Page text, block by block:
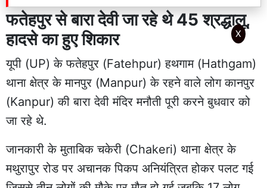
फतेहपुर से बारा देवी जा रहे थे 45 श्रद्धालू,
हादसे का हुए शिकार
यूपी (UP) के फतेहपुर (Fatehpur) हथगाम (Hathgam)
थाना क्षेत्र के मानपुर (Manpur) के रहने वाले लोग कानपुर
(Kanpur) की बारा देवी मंदिर मनौती पूरी करने बुधवार को
जा रहे थे.
जानकारी के मुताबिक चकेरी (Chakeri) थाना क्षेत्र के
मथुरापुर रोड पर अचानक पिकप अनियंत्रित होकर पलट गई
X